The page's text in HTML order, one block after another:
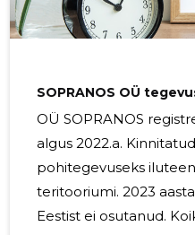
Näohooldused on
teenuseid, kus meie
individuaalsetele
SOPRANOS OÜ
OÜ SOPRANOS
algus 2022.a.
pohitegevuseks
teritooriumi. 2023
Eestist ei osutanud.